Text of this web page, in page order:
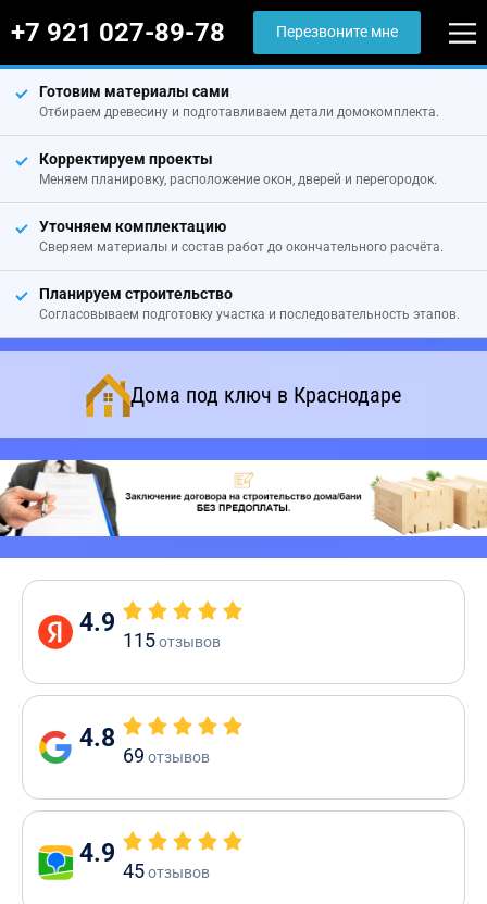
+7 921 027-89-78 Перезвоните мне
Готовим материалы сами
Отбираем древесину и подготавливаем детали домокомплекта.
Корректируем проекты
Меняем планировку, расположение окон, дверей и перегородок.
Уточняем комплектацию
Сверяем материалы и состав работ до окончательного расчёта.
Планируем строительство
Согласовываем подготовку участка и последовательность этапов.
Дома под ключ в Краснодаре
4.9
115отзывов
4.8
69 отзывов
4.9
45отзывов